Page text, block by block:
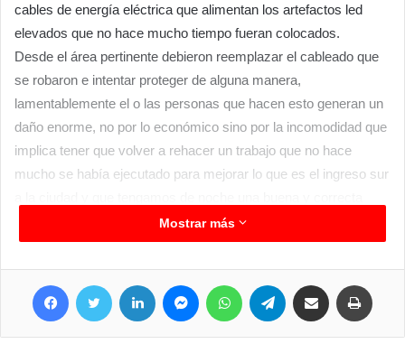
cables de energía eléctrica que alimentan los artefactos led
elevados que no hace mucho tiempo fueran colocados.
Desde el área pertinente debieron reemplazar el cableado que
se robaron e intentar proteger de alguna manera,
lamentablemente el o las personas que hacen esto generan un
daño enorme, no por lo económico sino por la incomodidad que
implica tener que volver a rehacer un trabajo que no hace
mucho se había ejecutado para mejorar lo que es el ingreso sur
iluminación que brinde seguridad a quienes se acercan por
diferentes motivos principalmente compartir un mate, ver el
atardecer y por qué no, sacar alguna imagen.
Mostrar más